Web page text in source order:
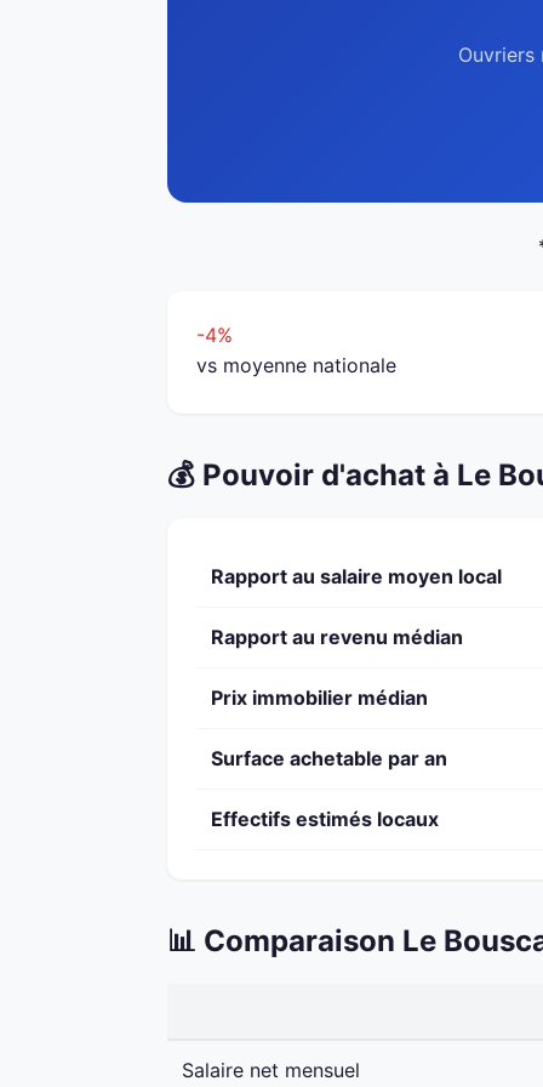
-4%
vs moyenne nationale
💰 Pouvoir d'achat à Le
Rapport au salaire moyen local
Rapport au revenu médian
Prix immobilier médian
Surface achetable par an
Effectifs estimés locaux
📊 Comparaison Le
Salaire net mensuel